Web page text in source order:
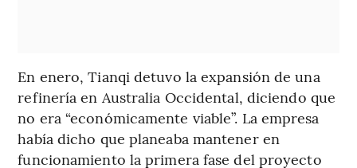
En enero, Tianqi detuvo la expansión de una
refinería en Australia Occidental, diciendo que
no era “económicamente viable”. La empresa
había dicho que planeaba mantener en
funcionamiento la primera fase del proyecto